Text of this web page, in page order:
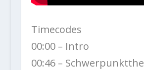
Timecodes
00:00 – Intro
00:46 –